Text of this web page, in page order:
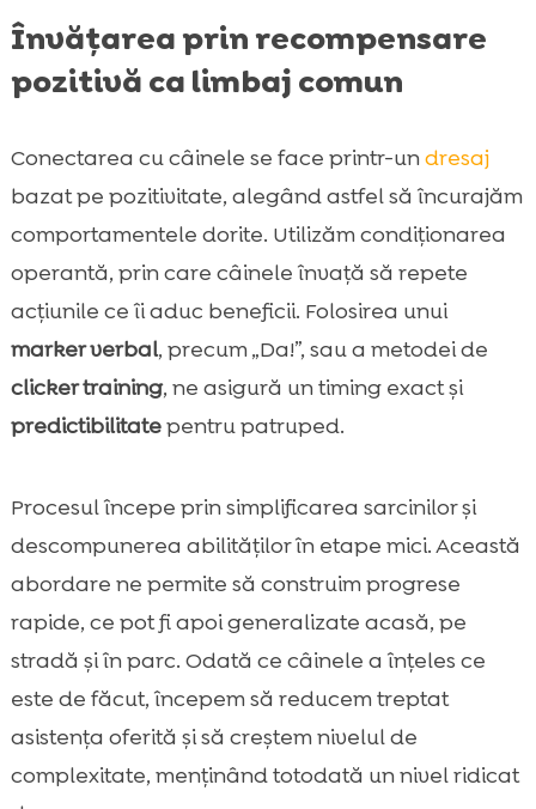
Învățarea prin recompensare
pozitivă ca limbaj comun
Conectarea cu câinele se face printr-undresaj
bazat pe pozitivitate, alegând astfel să încurajăm
comportamentele dorite. Utilizăm condiționarea
operantă, prin care câinele învață să repete
acțiunile ce îi aduc beneficii. Folosirea unui
marker verbal, precum „Da!”, sau a metodei de
clicker training, ne asigură un timing exact și
predictibilitatepentru patruped.
Procesul începe prin simplificarea sarcinilor și
descompunerea abilităților în etape mici. Această
abordare ne permite să construim progrese
rapide, ce pot fi apoi generalizate acasă, pe
stradă și în parc. Odată ce câinele a înțeles ce
este de făcut, începem să reducem treptat
asistența oferită și să creștem nivelul de
complexitate, menținând totodată un nivel ridicat